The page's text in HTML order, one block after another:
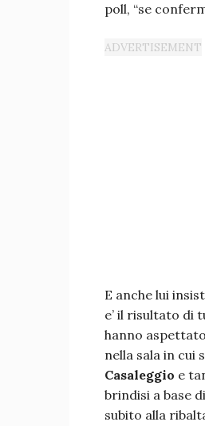
poll, “se
E anche lui
e’ il risultato di
hanno
nella sala in cui
Casaleggio e
brindisi a base
subito alla